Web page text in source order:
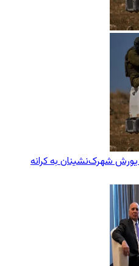
شهرک‌نشینان به کرانه